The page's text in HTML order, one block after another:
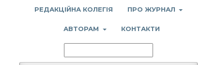
РЕДАКЦІЙНА КОЛЕГІЯ ПРО ЖУРНАЛ
АВТОРАМ КОНТАКТИ